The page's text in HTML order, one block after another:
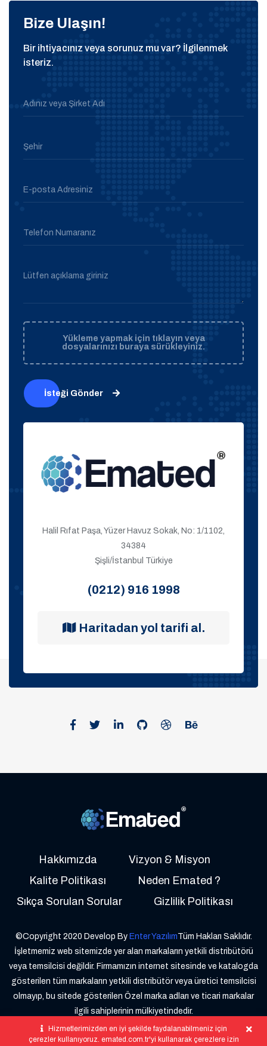
Bize Ulaşın!
Bir ihtiyacınız veya sorunuz mu var? İlgilenmek
isteriz.
Adınız veya Şirket Adı
Şehir
E-posta Adresiniz
Telefon Numaranız
Lütfen açıklama giriniz
Yükleme yapmak için tıklayın veya
dosyalarınızı buraya sürükleyiniz.
İsteği Gönder
Halil Rıfat Paşa, Yüzer Havuz Sokak, No: 1/1102,
34384
Şişli/İstanbul Türkiye
(0212) 916 1998
Haritadan yol tarifi al.
Hakkımızda
Vizyon & Misyon
Kalite Politikası
Neden Emated ?
Sıkça Sorulan Sorular
Gizlilik Politikası
©Copyright 2020 Develop By Enter YazılımTüm Hakları Saklıdır.
İşletmemiz web sitemizde yer alan markaların yetkili distribütörü
veya temsilcisi değildir. Firmamızın internet sitesinde ve katalogda
gösterilen tüm markaların yetkili distribütör veya üretici temsilcisi
olmayıp, bu sitede gösterilen Özel marka adları ve ticari markalar
ilgili sahiplerinin mülkiyetindedir.
Hizmetlerimizden en iyi şekilde faydalanabilmeniz için
çerezler kullanıyoruz. emated.com.tr'yi kullanarak çerezlere izin